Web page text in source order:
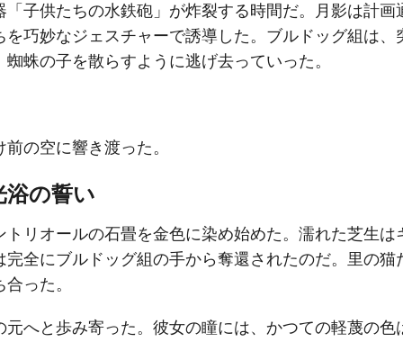
「子供たちの水鉄砲」が炸裂する時間だ。月影は計画
を巧妙なジェスチャーで誘導した。ブルドッグ組は、
蛛の子を散らすように逃げ去っていった。
の空に響き渡った。
浴の誓い
トリオールの石畳を金色に染め始めた。濡れた芝生は
完全にブルドッグ組の手から奪還されたのだ。里の猫
った。
元へと歩み寄った。彼女の瞳には、かつての軽蔑の色